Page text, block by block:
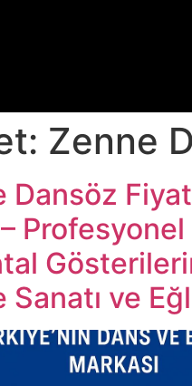
Zenne
Dansöz
Profesyonel
Sanatı ve